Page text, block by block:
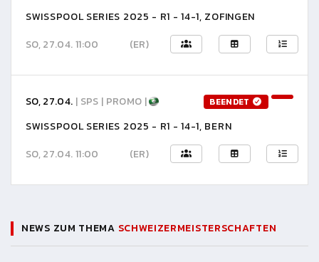
SWISSPOOL SERIES 2025 - R1 - 14-1, ZOFINGEN
SO, 27.04. 11:00
(ER)
SO, 27.04. | SPS | PROMO | BEENDET
SWISSPOOL SERIES 2025 - R1 - 14-1, BERN
SO, 27.04. 11:00
(ER)
NEWS ZUM THEMA SCHWEIZERMEISTERSCHAFTEN